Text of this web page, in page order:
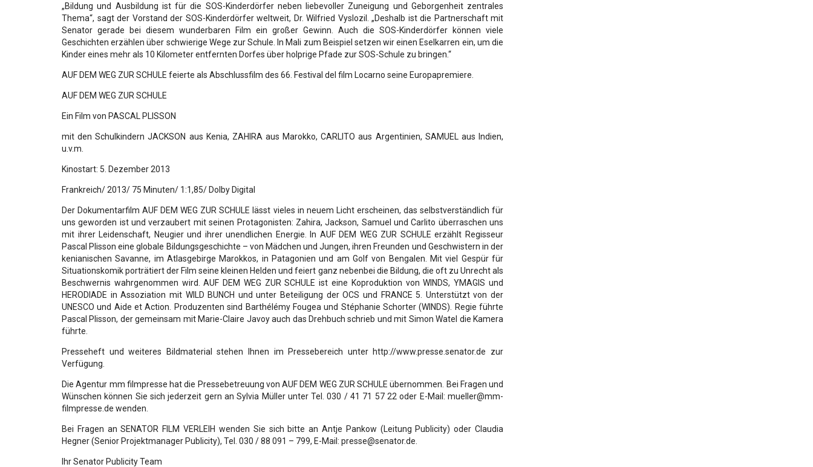
„Bildung und Ausbildung ist für die SOS-Kinderdörfer neben liebevoller Zuneigung und Geborgenheit zentrales
Thema“, sagt der Vorstand der SOS-Kinderdörfer weltweit, Dr. Wilfried Vyslozil. „Deshalb ist die Partnerschaft mit
Senator gerade bei diesem wunderbaren Film ein großer Gewinn. Auch die SOS-Kinderdörfer können viele
Geschichten erzählen über schwierige Wege zur Schule. In Mali zum Beispiel setzen wir einen Eselkarren ein, um die
Kinder eines mehr als 10 Kilometer entfernten Dorfes über holprige Pfade zur SOS-Schule zu bringen.“
AUF DEM WEG ZUR SCHULE feierte als Abschlussfilm des 66. Festival del film Locarno seine Europapremiere.
AUF DEM WEG ZUR SCHULE
Ein Film von PASCAL PLISSON
mit den Schulkindern JACKSON aus Kenia, ZAHIRA aus Marokko, CARLITO aus Argentinien, SAMUEL aus Indien,
u.v.m.
Kinostart: 5. Dezember 2013
Frankreich/ 2013/ 75 Minuten/ 1:1,85/ Dolby Digital
Der Dokumentarfilm AUF DEM WEG ZUR SCHULE lässt vieles in neuem Licht erscheinen, das selbstverständlich für
uns geworden ist und verzaubert mit seinen Protagonisten: Zahira, Jackson, Samuel und Carlito überraschen uns
mit ihrer Leidenschaft, Neugier und ihrer unendlichen Energie. In AUF DEM WEG ZUR SCHULE erzählt Regisseur
Pascal Plisson eine globale Bildungsgeschichte – von Mädchen und Jungen, ihren Freunden und Geschwistern in der
kenianischen Savanne, im Atlasgebirge Marokkos, in Patagonien und am Golf von Bengalen. Mit viel Gespür für
Situationskomik porträtiert der Film seine kleinen Helden und feiert ganz nebenbei die Bildung, die oft zu Unrecht als
Beschwernis wahrgenommen wird. AUF DEM WEG ZUR SCHULE ist eine Koproduktion von WINDS, YMAGIS und
HERODIADE in Assoziation mit WILD BUNCH und unter Beteiligung der OCS und FRANCE 5. Unterstützt von der
UNESCO und Aide et Action. Produzenten sind Barthélémy Fougea und Stéphanie Schorter (WINDS). Regie führte
Pascal Plisson, der gemeinsam mit Marie-Claire Javoy auch das Drehbuch schrieb und mit Simon Watel die Kamera
führte.
Presseheft und weiteres Bildmaterial stehen Ihnen im Pressebereich unter http://www.presse.senator.de zur
Verfügung.
Die Agentur mm filmpresse hat die Pressebetreuung von AUF DEM WEG ZUR SCHULE übernommen. Bei Fragen und
Wünschen können Sie sich jederzeit gern an Sylvia Müller unter Tel. 030 / 41 71 57 22 oder E-Mail: mueller@mm-
filmpresse.de wenden.
Bei Fragen an SENATOR FILM VERLEIH wenden Sie sich bitte an Antje Pankow (Leitung Publicity) oder Claudia
Hegner (Senior Projektmanager Publicity), Tel. 030 / 88 091 – 799, E-Mail: presse@senator.de.
Ihr Senator Publicity Team